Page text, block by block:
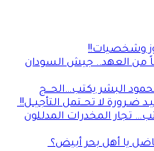
وشخصيات!!
تكتب… 72 عاماً من العهد.. جيش السودان
البشر يكتب…الحـــج
ضـرورة لا تحــتمل التأجيــل!!
تجار المخدرات المدللون
يا أهل بحر أبيض؟